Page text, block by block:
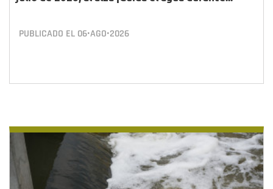
PUBLICADO EL 06•AGO•2026